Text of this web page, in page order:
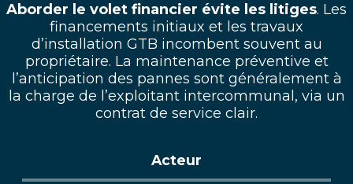
Aborder le volet financier évite les litiges. Les
financements initiaux et les travaux
d’installation GTB incombent souvent au
propriétaire. La maintenance préventive et
l’anticipation des pannes sont généralement à
la charge de l’exploitant intercommunal, via un
contrat de service clair.
Acteur